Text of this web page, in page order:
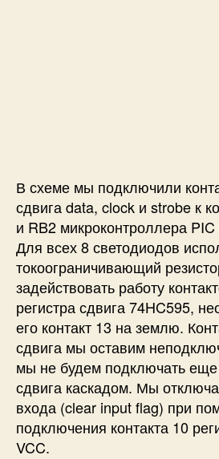
В схеме мы подключили
сдвига data, clock и strobe к
и RB2 микроконтроллера PIC
Для всех 8 светодиодов
токоограничивающий
задействовать работу
регистра сдвига 74HC595,
его контакт 13 на землю.
сдвига мы оставим
мы не будем подключать еще
сдвига каскадом. Мы
входа (clear input flag) при
подключения контакта 10
VCC.